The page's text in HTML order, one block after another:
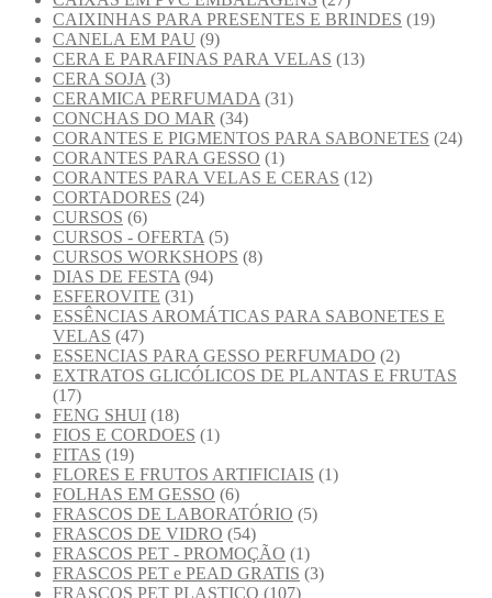
CAIXINHAS PARA PRESENTES E BRINDES (19)
CANELA EM PAU (9)
CERA E PARAFINAS PARA VELAS (13)
CERA SOJA (3)
CERAMICA PERFUMADA (31)
CONCHAS DO MAR (34)
CORANTES E PIGMENTOS PARA SABONETES (24)
CORANTES PARA GESSO (1)
CORANTES PARA VELAS E CERAS (12)
CORTADORES (24)
CURSOS (6)
CURSOS - OFERTA (5)
CURSOS WORKSHOPS (8)
DIAS DE FESTA (94)
ESFEROVITE (31)
ESSÊNCIAS AROMÁTICAS PARA SABONETES E
VELAS (47)
ESSENCIAS PARA GESSO PERFUMADO (2)
EXTRATOS GLICÓLICOS DE PLANTAS E FRUTAS
(17)
FENG SHUI (18)
FIOS E CORDOES (1)
FITAS (19)
FLORES E FRUTOS ARTIFICIAIS (1)
FOLHAS EM GESSO (6)
FRASCOS DE LABORATÓRIO (5)
FRASCOS DE VIDRO (54)
FRASCOS PET - PROMOÇÃO (1)
FRASCOS PET e PEAD GRATIS (3)
FRASCOS PET PLASTICO (107)